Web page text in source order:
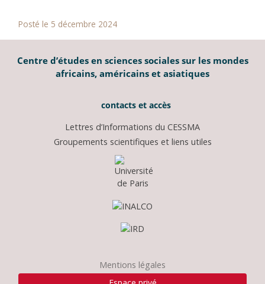
Posté le 5 décembre 2024
Centre d’études en sciences sociales sur les mondes
africains, américains et asiatiques
contacts et accès
Lettres d’Informations du CESSMA
Groupements scientifiques et liens utiles
Mentions légales